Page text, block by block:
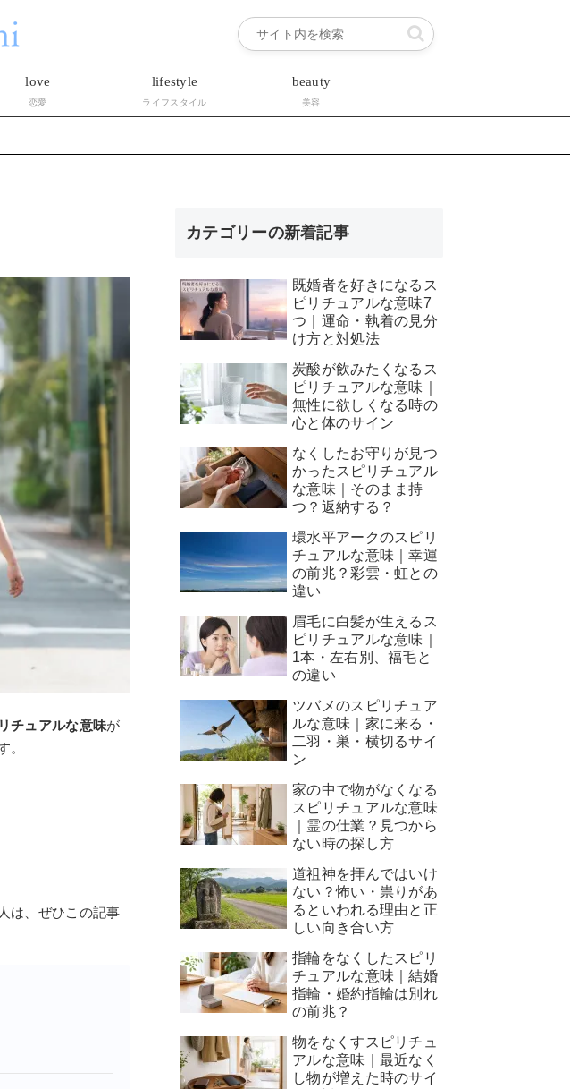
love
恋愛
lifestyle
ライフスタイル
beauty
美容
チュアルな意味が
。
は、ぜひこの記事
カテゴリーの新着記事
既婚者を好きになるス
ピリチュアルな意味7
つ｜運命・執着の見分
け方と対処法
炭酸が飲みたくなるス
ピリチュアルな意味｜
無性に欲しくなる時の
心と体のサイン
なくしたお守りが見つ
かったスピリチュアル
な意味｜そのまま持
つ？返納する？
環水平アークのスピリ
チュアルな意味｜幸運
の前兆？彩雲・虹との
違い
眉毛に白髪が生えるス
ピリチュアルな意味｜
1本・左右別、福毛と
の違い
ツバメのスピリチュア
ルな意味｜家に来る・
二羽・巣・横切るサイ
ン
家の中で物がなくなる
スピリチュアルな意味
｜霊の仕業？見つから
ない時の探し方
道祖神を拝んではいけ
ない？怖い・祟りがあ
るといわれる理由と正
しい向き合い方
指輪をなくしたスピリ
チュアルな意味｜結婚
指輪・婚約指輪は別れ
の前兆？
物をなくすスピリチュ
アルな意味｜最近なく
し物が増えた時のサイ